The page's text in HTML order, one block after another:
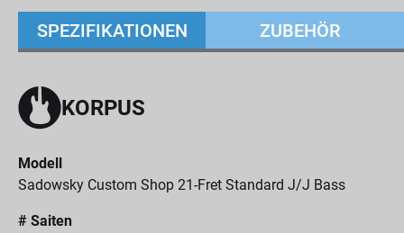
SPEZIFIKATIONEN ZUBEHÖR
KORPUS
Modell
Sadowsky Custom Shop 21-Fret Standard J/J Bass
# Saiten